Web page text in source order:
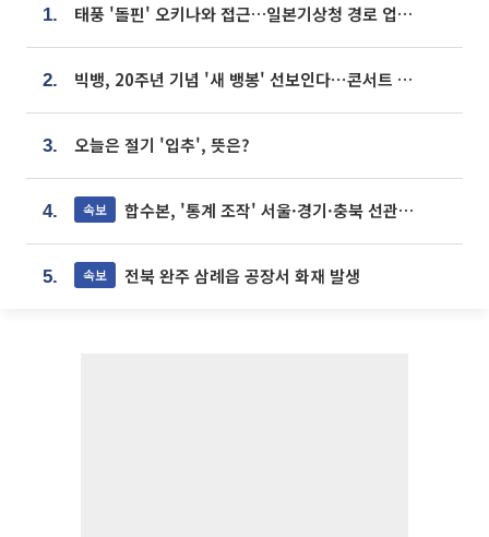
1. 태풍 '돌핀' 오키나와 접근…일본기상청 경로 업데이트
2. 빅뱅, 20주년 기념 '새 뱅봉' 선보인다⋯콘서트 앞두고 팝업 개최
3. 오늘은 절기 '입추', 뜻은?
4. 속보 합수본, '통계 조작' 서울·경기·충북 선관위 등 추가 압수수색
5. 속보 전북 완주 삼례읍 공장서 화재 발생